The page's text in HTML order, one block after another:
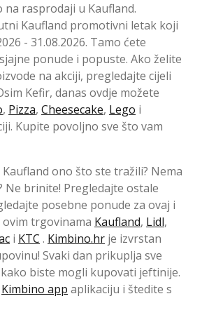
rasprodaji u Kaufland.
Kaufland promotivni letak koji
- 31.08.2026. Tamo ćete
ponude i popuste. Ako želite
na akciji, pregledajte cijeli
Kefir, danas ovdje možete
, Pizza, Cheesecake, Lego i
Kupite povoljno sve što vam
ono što ste tražili? Nema
Ne brinite! Pregledajte ostale
posebne ponude za ovaj i
trgovinama Kaufland, Lidl,
i KTC . Kimbino.hr je izvrstan
Svaki dan prikuplja sve
biste mogli kupovati jeftinije.
Kimbino app aplikaciju i štedite s